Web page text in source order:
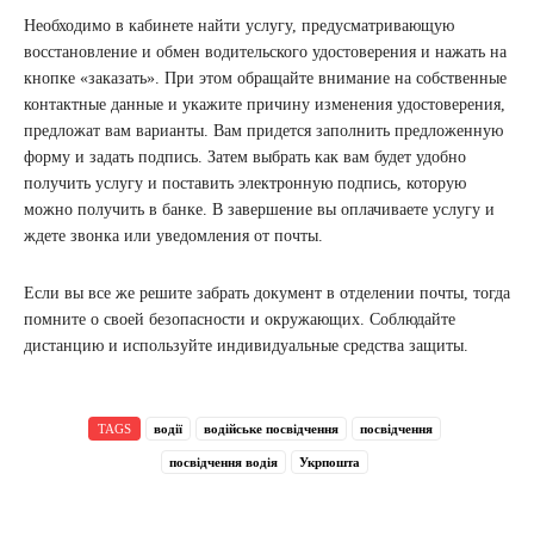
Необходимо в кабинете найти услугу, предусматривающую
восстановление и обмен водительского удостоверения и нажать на
кнопке «заказать». При этом обращайте внимание на собственные
контактные данные и укажите причину изменения удостоверения,
предложат вам варианты. Вам придется заполнить предложенную
форму и задать подпись. Затем выбрать как вам будет удобно
получить услугу и поставить электронную подпись, которую
можно получить в банке. В завершение вы оплачиваете услугу и
ждете звонка или уведомления от почты.
Если вы все же решите забрать документ в отделении почты, тогда
помните о своей безопасности и окружающих. Соблюдайте
дистанцию и используйте индивидуальные средства защиты.
TAGS водії водійське посвідчення посвідчення
посвідчення водія Укрпошта